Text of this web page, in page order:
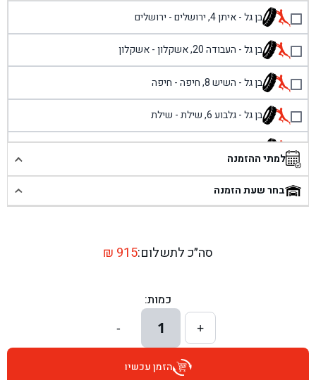
בן גל - איתן 4, ירושלים - ירושלים
בן גל - העבודה 20, אשקלון - אשקלון
בן גל - השיש 8, חיפה - חיפה
בן גל - גלבוע 6, שילת - שילת
בן גל - פוריידיס, כניסה צפונית מול כביש 4 - פרדיס
בן גל - שכונת אזור תעשייה זעירה, עיילבון - עיילבון
בן גל - דרך השבעה 20, אזור - אזור
בן גל - הרצל 6, גדרה - גדרה
בן גל - שדרות דוד בן גוריון 8, באר שבע - באר שבע
למתי ההזמנה
בחר שעת הזמנה
סה״כ לתשלום: ₪ 915
כמות:
+
1
-
הזמן עכשיו